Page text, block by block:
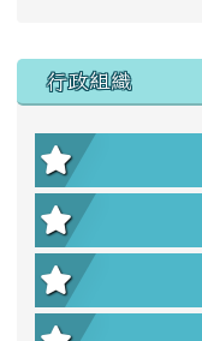
行政組織